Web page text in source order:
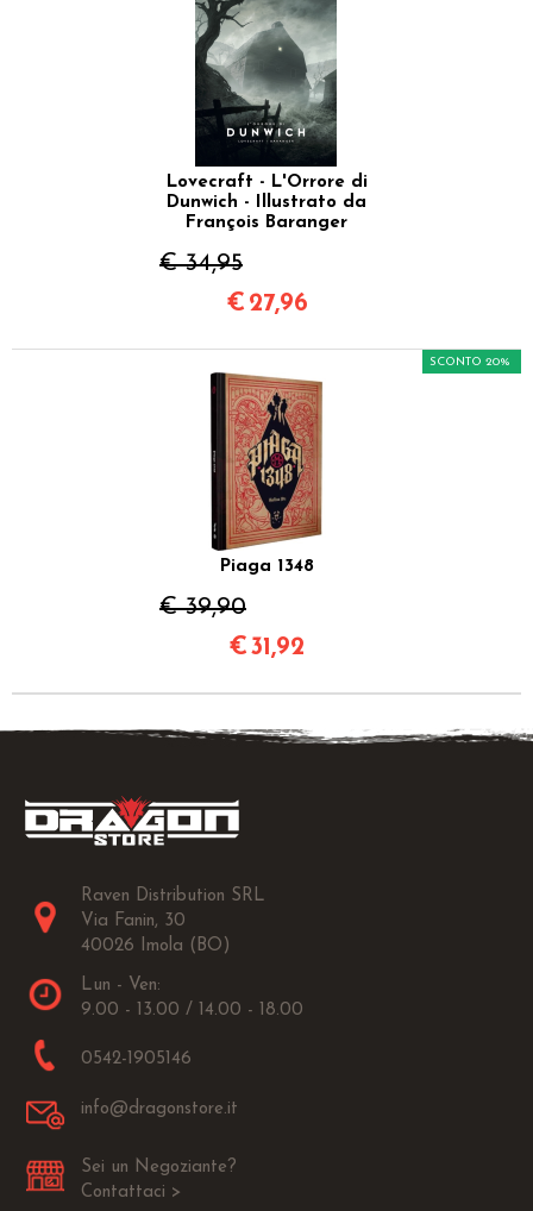
Lovecraft - L'Orrore di
Dunwich - Illustrato da
François Baranger
€ 34,95
€ 27,96
Piaga 1348
€ 39,90
SCONTO 20%
€31,92
Raven Distribution SRL
Via Fanin, 30
40026 Imola (BO)
Lun - Ven:
9.00 - 13.00 / 14.00 - 18.00
0542-1905146
info@dragonstore.it
Sei un Negoziante?
Contattaci >